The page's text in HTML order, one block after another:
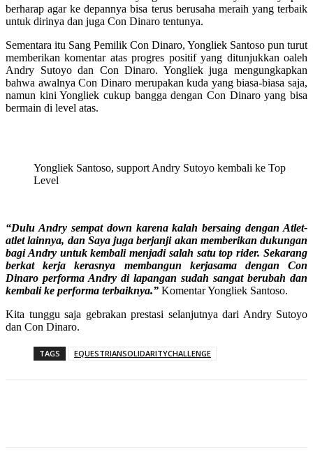
berharap agar ke depannya bisa terus berusaha meraih yang terbaik
untuk dirinya dan juga Con Dinaro tentunya.
Sementara itu Sang Pemilik Con Dinaro, Yongliek Santoso pun turut
memberikan komentar atas progres positif yang ditunjukkan oaleh
Andry Sutoyo dan Con Dinaro. Yongliek juga mengungkapkan
bahwa awalnya Con Dinaro merupakan kuda yang biasa-biasa saja,
namun kini Yongliek cukup bangga dengan Con Dinaro yang bisa
bermain di level atas.
Yongliek Santoso, support Andry Sutoyo kembali ke Top
Level
“Dulu Andry sempat down karena kalah bersaing dengan Atlet-
atlet lainnya, dan Saya juga berjanji akan memberikan dukungan
bagi Andry untuk kembali menjadi salah satu top rider. Sekarang
berkat kerja kerasnya membangun kerjasama dengan Con
Dinaro performa Andry di lapangan sudah sangat berubah dan
kembali ke performa terbaiknya.” Komentar Yongliek Santoso.
Kita tunggu saja gebrakan prestasi selanjutnya dari Andry Sutoyo
dan Con Dinaro.
TAGS EQUESTRIANSOLIDARITYCHALLENGE